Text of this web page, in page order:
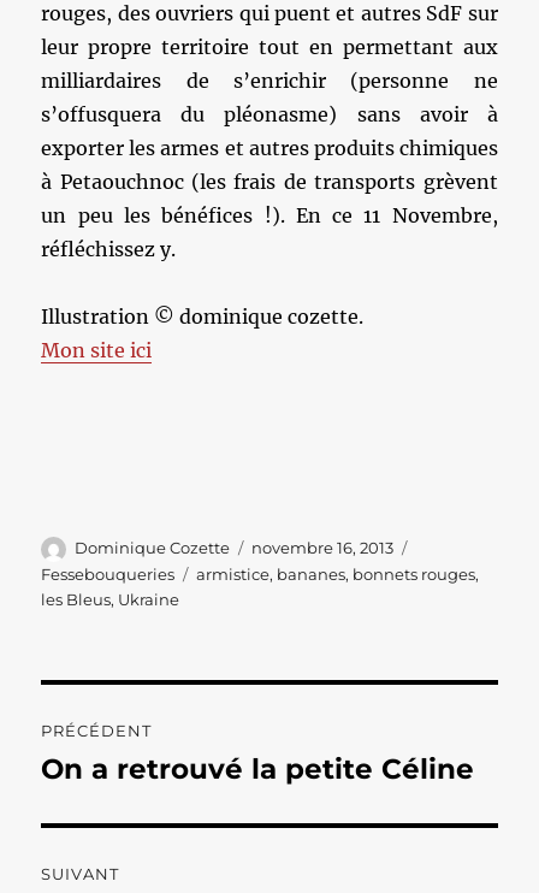
rouges, des ouvriers qui puent et autres SdF sur
leur propre territoire tout en permettant aux
milliardaires de s’enrichir (personne ne
s’offusquera du pléonasme) sans avoir à
exporter les armes et autres produits chimiques
à Petaouchnoc (les frais de transports grèvent
un peu les bénéfices !). En ce 11 Novembre,
réfléchissez y.
Illustration © dominique cozette.
Mon site ici
Auteur
Dominique Cozette
Publié
le
novembre 16, 2013
Fessebouqueries
Étiquettes
armistice, bananes, bonnets rouges,
les Bleus, Ukraine
de
PRÉCÉDENT
Publication
On a retrouvé la petite Céline
SUIVANT